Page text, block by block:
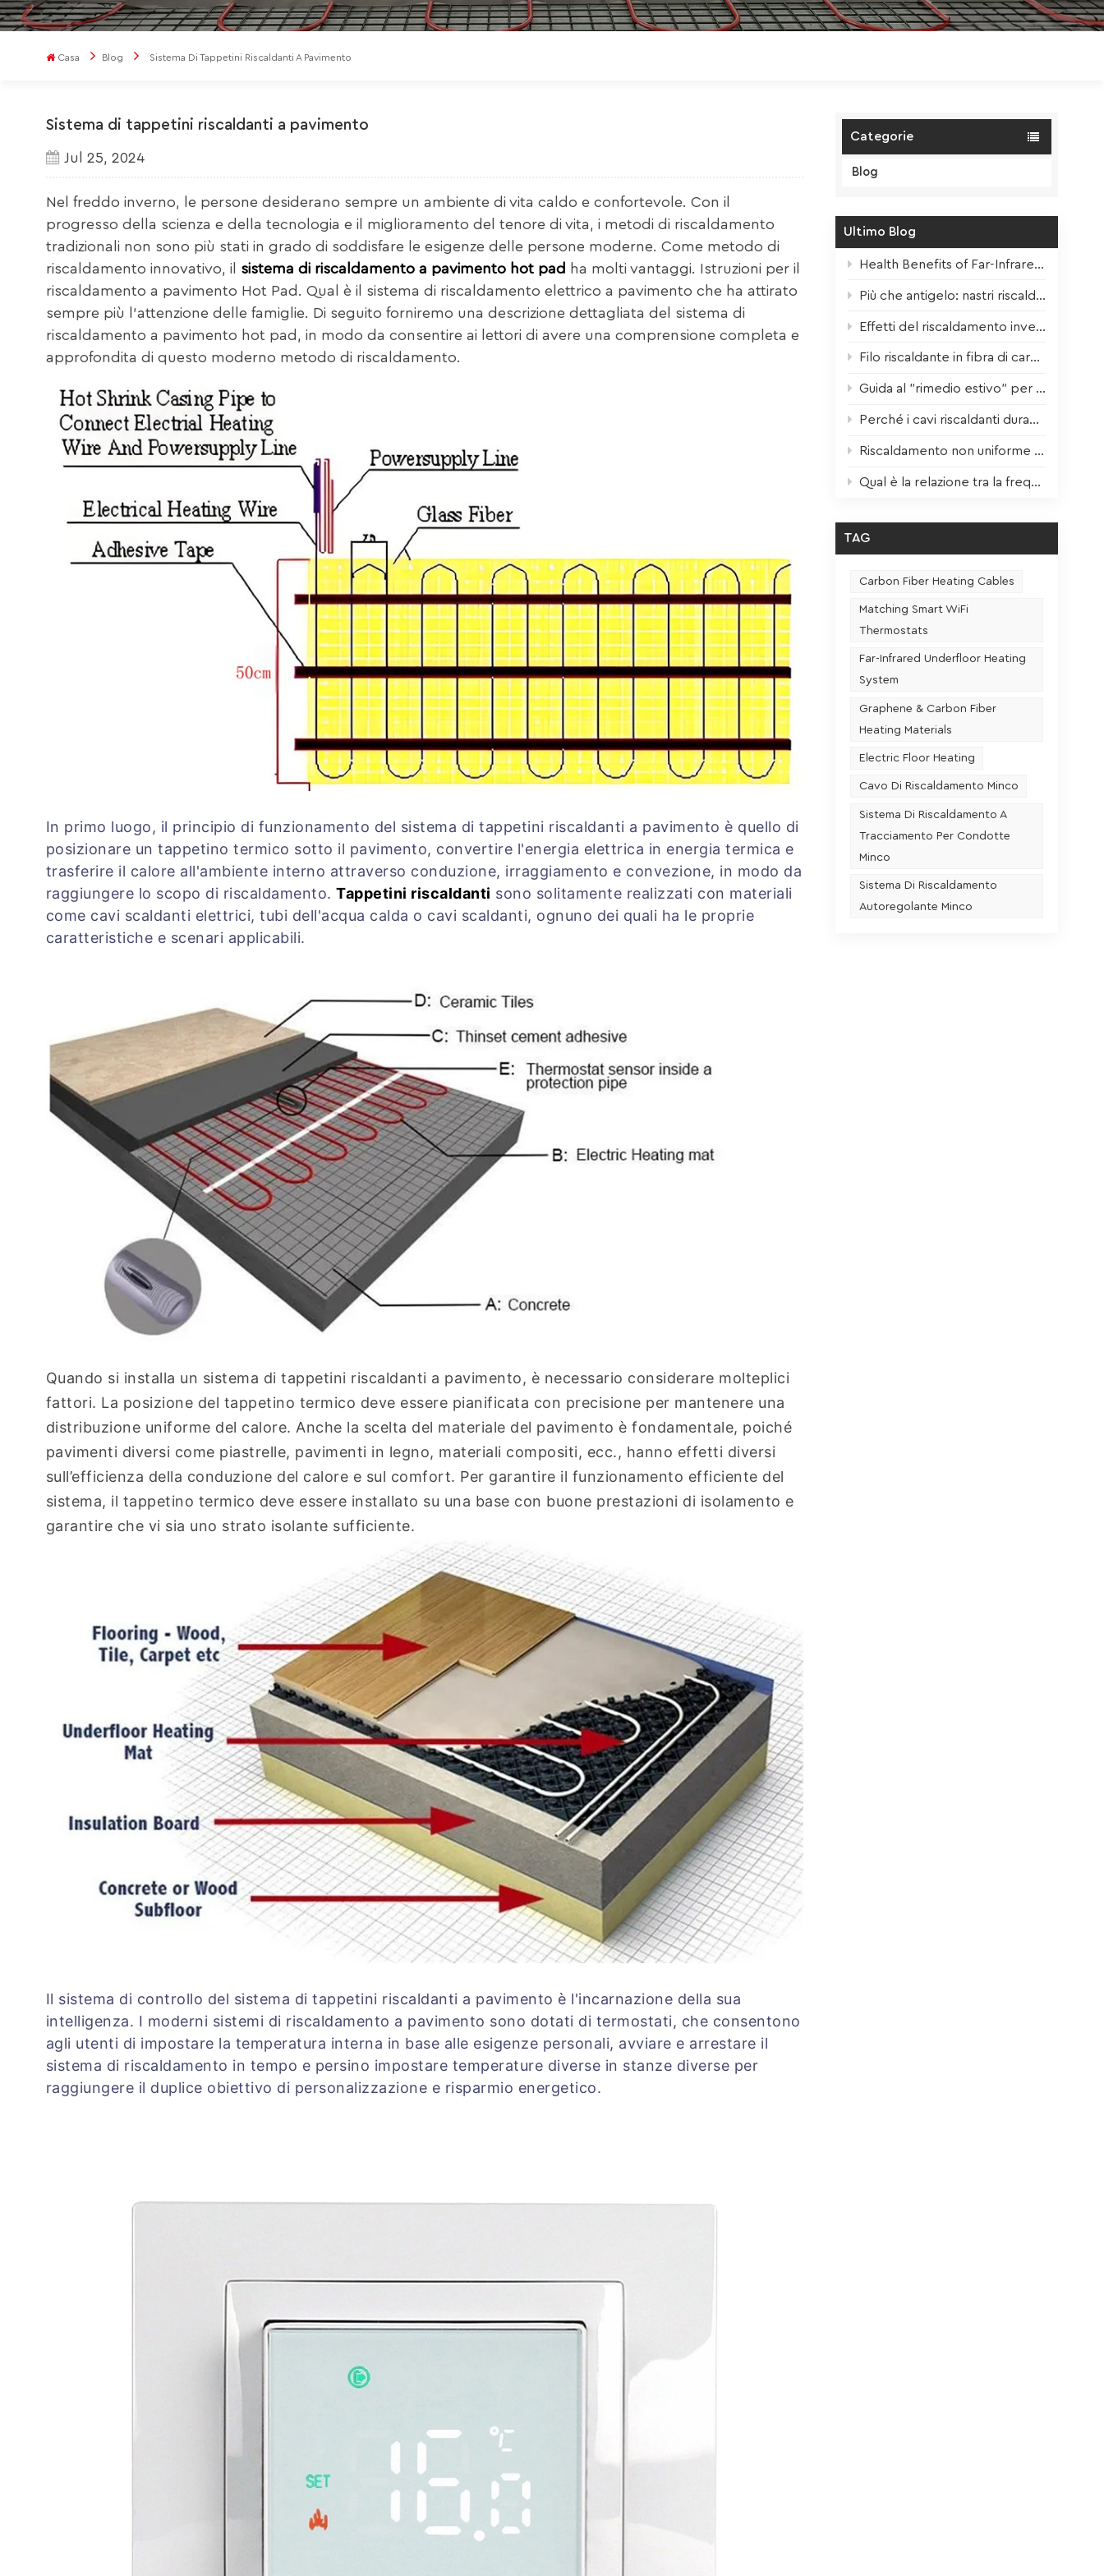
Polski
Casa Blog Sistema Di Tappetini Riscaldanti A Pavimento
Categorie
Blog
Ultimo Blog
Health Benefits of Far-Infrared Underfloor Heating
Più che antigelo: nastri riscaldanti per tutte le stagioni.
Effetti del riscaldamento invernale sulle piante da interno + consigli per la sopravvivenza
Filo riscaldante in fibra di carbonio: nucleo ad alte prestazioni per il moderno riscaldamento elettrico a pavimento.
Guida al "rimedio estivo" per gli impianti di riscaldamento: manutenzione scientifica per prestazioni ottimali il prossimo inverno.
Perché i cavi riscaldanti durano 3 volte di più? Il fattore chiave finalmente svelato!
Riscaldamento non uniforme della pellicola riscaldante? Un solo passaggio per risolvere il problema!
Qual è la relazione tra la frequenza di utilizzo e la durata di un sedile riscaldato?
TAG
Carbon Fiber Heating Cables
Matching Smart WiFi
Thermostats
Far-Infrared Underfloor Heating
System
Graphene & Carbon Fiber
Heating Materials
Electric Floor Heating
Cavo Di Riscaldamento Minco
Sistema Di Riscaldamento A
Tracciamento Per Condotte
Minco
Sistema Di Riscaldamento
Autoregolante Minco
Sistema di tappetini riscaldanti a pavimento
Jul 25, 2024
Nel freddo inverno, le persone desiderano sempre un ambiente di vita caldo e confortevole. Con il
progresso della scienza e della tecnologia e il miglioramento del tenore di vita, i metodi di riscaldamento
tradizionali non sono più stati in grado di soddisfare le esigenze delle persone moderne. Come metodo di
riscaldamento innovativo, il sistema di riscaldamento a pavimento hot pad
ha molti vantaggi. Istruzioni per il
riscaldamento a pavimento Hot Pad. Qual è il sistema di riscaldamento elettrico a pavimento che ha attirato
sempre più l'attenzione delle famiglie. Di seguito forniremo una descrizione dettagliata del sistema di
riscaldamento a pavimento hot pad, in modo da consentire ai lettori di avere una comprensione completa e
approfondita di questo moderno metodo di riscaldamento.
In primo luogo, il principio di funzionamento del sistema di tappetini riscaldanti a pavimento è quello di
posizionare un tappetino termico sotto il pavimento, convertire l'energia elettrica in energia termica e
trasferire il calore all'ambiente interno attraverso conduzione, irraggiamento e convezione, in modo da
raggiungere lo scopo di riscaldamento.Tappetini riscaldanti sono solitamente realizzati con materiali
come cavi scaldanti elettrici, tubi dell'acqua calda o cavi scaldanti, ognuno dei quali ha le proprie
caratteristiche e scenari applicabili.
Quando si installa un sistema di tappetini riscaldanti a pavimento, è necessario considerare molteplici
fattori. La posizione del tappetino termico deve essere pianificata con precisione per mantenere una
distribuzione uniforme del calore. Anche la scelta del materiale del pavimento è fondamentale, poiché
pavimenti diversi come piastrelle, pavimenti in legno, materiali compositi, ecc., hanno effetti diversi
sull’efficienza della conduzione del calore e sul comfort. Per garantire il funzionamento efficiente del
sistema, il tappetino termico deve essere installato su una base con buone prestazioni di isolamento e
garantire che vi sia uno strato isolante sufficiente.
Il sistema di controllo del sistema di tappetini riscaldanti a pavimento è l'incarnazione della sua
intelligenza. I moderni sistemi di riscaldamento a pavimento sono dotati di termostati, che consentono
agli utenti di impostare la temperatura interna in base alle esigenze personali, avviare e arrestare il
sistema di riscaldamento in tempo e persino impostare temperature diverse in stanze diverse per
raggiungere il duplice obiettivo di personalizzazione e risparmio energetico.